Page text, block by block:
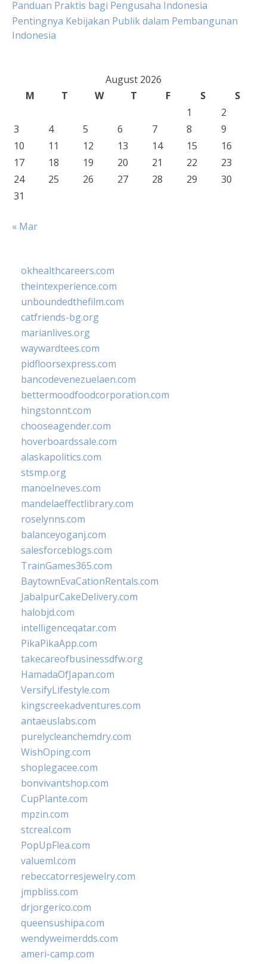
Panduan Praktis bagi Pengusaha Indonesia
Pentingnya Kebijakan Publik dalam Pembangunan
Indonesia
August 2026
M
T W T F S
S
1
2
3
4 5 6 7 8
9
10
11 12 13 14 15
16
17
18 19 20 21 22
23
24
25 26 27 28 29
30
31
« Mar
okhealthcareers.com
theintexperience.com
unboundedthefilm.com
catfriends-bg.org
marianlives.org
waywardtees.com
pidfloorsexpress.com
bancodevenezuelaen.com
bettermoodfoodcorporation.com
hingstonnt.com
chooseagender.com
hoverboardssale.com
alaskapolitics.com
stsmp.org
manoelneves.com
mandelaeffectlibrary.com
roselynns.com
balanceyoganj.com
salesforceblogs.com
TrainGames365.com
BaytownEvaCationRentals.com
JabalpurCakeDelivery.com
halobjd.com
intelligenceqatar.com
PikaPikaApp.com
takecareofbusinessdfw.org
HamadaOfJapan.com
VersifyLifestyle.com
kingscreekadventures.com
antaeuslabs.com
purelycleanchemdry.com
WishOping.com
shoplegacee.com
bonvivantshop.com
CupPlante.com
mpzin.com
stcreal.com
PopUpFlea.com
valueml.com
rebeccatorresjewelry.com
jmpbliss.com
drjorgerico.com
queensushipa.com
wendyweimerdds.com
ameri-camp.com